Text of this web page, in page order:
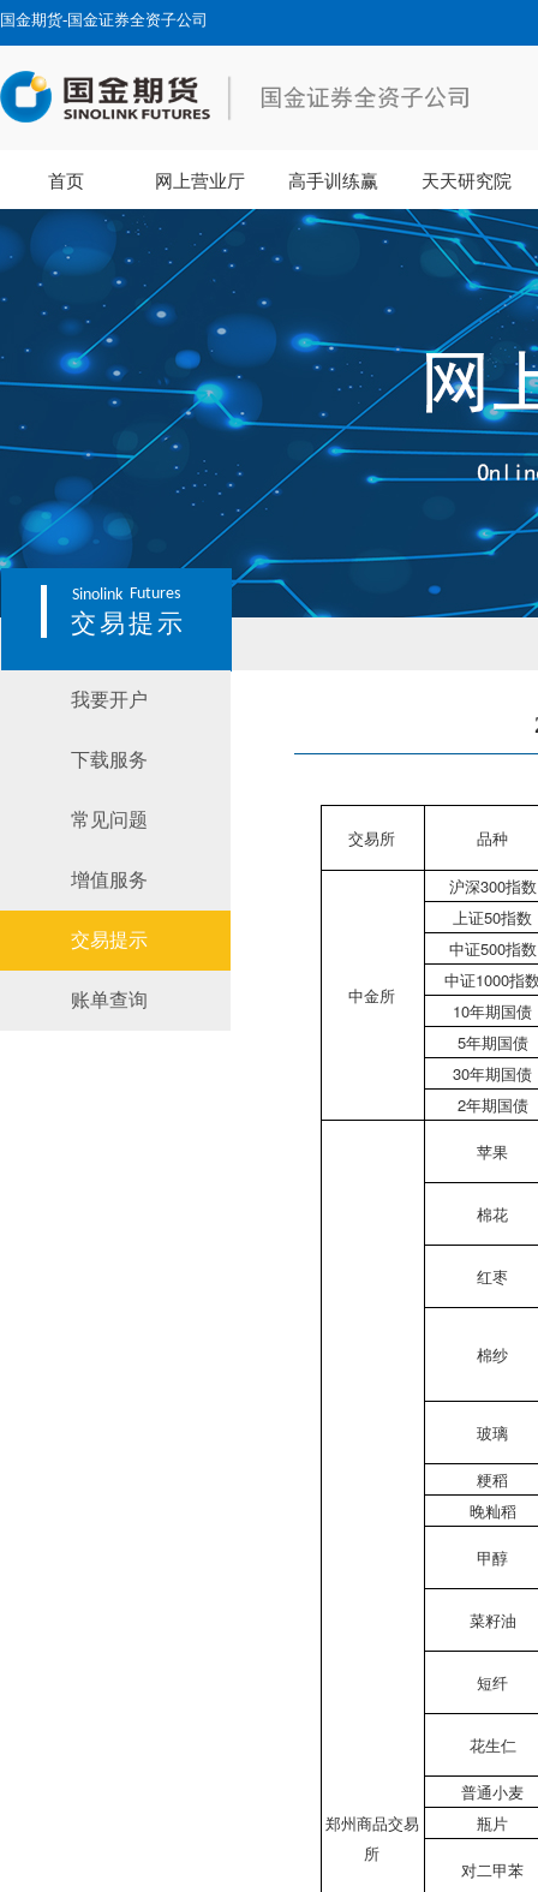
国金期货-国金证券全资子公司
首页 网上营业厅 高手训练赢 天天研究院
Sinolink Futures
交易提示
我要开户
下载服务
常见问题
增值服务
交易提示
账单查询
交易所 品种
中金所
沪深300指数
上证50指数
中证500指数
中证1000指
10年期国债
5年期国债
30年期国债
2年期国债
郑州商品交易
所
苹果
棉花
红枣
棉纱
玻璃
粳稻
晚籼稻
甲醇
菜籽油
短纤
花生仁
普通小麦
瓶片
对二甲苯